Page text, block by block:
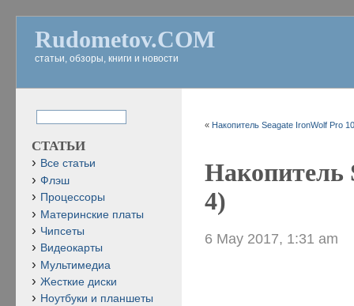
Rudometov.COM
статьи, обзоры, книги и новости
« Накопитель Seagate IronWolf Pro
Накопитель
4)
6 May 2017, 1:31 am
СТАТЬИ
Все статьи
Флэш
Процессоры
Материнские платы
Чипсеты
Видеокарты
Мультимедиа
Жесткие диски
Ноутбуки и планшеты